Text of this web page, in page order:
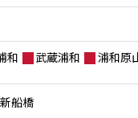
和 武蔵浦和 浦和原
船橋